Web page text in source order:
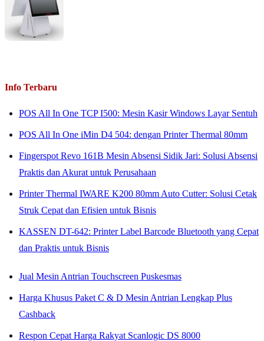
Info Terbaru
POS All In One TCP I500: Mesin Kasir Windows Layar Sentuh
POS All In One iMin D4 504: dengan Printer Thermal 80mm
Fingerspot Revo 161B Mesin Absensi Sidik Jari: Solusi Absensi
Praktis dan Akurat untuk Perusahaan
Printer Thermal IWARE K200 80mm Auto Cutter: Solusi Cetak
Struk Cepat dan Efisien untuk Bisnis
KASSEN DT-642: Printer Label Barcode Bluetooth yang Cepat
dan Praktis untuk Bisnis
Jual Mesin Antrian Touchscreen Puskesmas
Harga Khusus Paket C & D Mesin Antrian Lengkap Plus
Cashback
Respon Cepat Harga Rakyat Scanlogic DS 8000